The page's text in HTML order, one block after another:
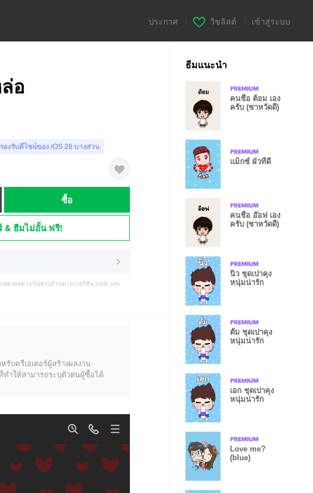
ประกาศ วิชลิสต์ เข้าสู่ระบบ
อ
องรับดีไซน์ของ iOS 26 บางส่วน
ซื้อ
& ธีมไม่อั้น ฟรี!
ดงผลต่าง/ไม่ครบถ้วนตามเวอร์ชัน LINE และ
รับครีเอเตอร์ผู้สร้างผลงาน
ำให้สามารถระบุตัวตนผู้ซื้อได้
ธีมแนะนำ
คนชื่อ ต้อม เอง
ครับ (ซาหวัดดี)
แม็กซ์ ผัวที่ดี
คนชื่อ อ๊อฟ เอง
ครับ (ซาหวัดดี)
นิว ชุดเปาคุง
หนุ่มน่ารัก
ตั้ม ชุดเปาคุง
หนุ่มน่ารัก
เอก ชุดเปาคุง
หนุ่มน่ารัก
Love me?
(blue)